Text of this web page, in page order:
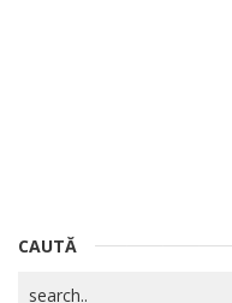
CAUTĂ